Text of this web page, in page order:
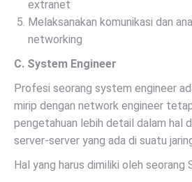
extranet
Melaksanakan komunikasi dan
networking
C. System Engineer
Profesi seorang system engineer
mirip dengan network engineer
pengetahuan lebih detail dalam hal
server-server yang ada di suatu
Hal yang harus dimiliki oleh seorang